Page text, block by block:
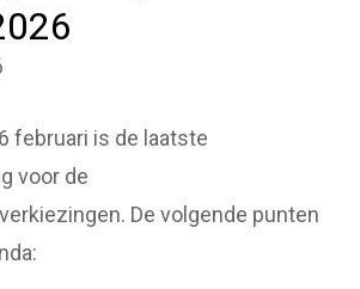
februari is de laatste
voor de
De volgende punten